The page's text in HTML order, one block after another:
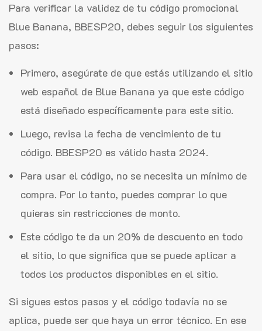
Para verificar la validez de tu código promocional
Blue Banana, BBESP20, debes seguir los siguientes
pasos:
Primero, asegúrate de que estás utilizando el sitio
web español de Blue Banana ya que este código
está diseñado específicamente para este sitio.
Luego, revisa la fecha de vencimiento de tu
código. BBESP20 es válido hasta 2024.
Para usar el código, no se necesita un mínimo de
compra. Por lo tanto, puedes comprar lo que
quieras sin restricciones de monto.
Este código te da un 20% de descuento en todo
el sitio, lo que significa que se puede aplicar a
todos los productos disponibles en el sitio.
Si sigues estos pasos y el código todavía no se
aplica, puede ser que haya un error técnico. En ese